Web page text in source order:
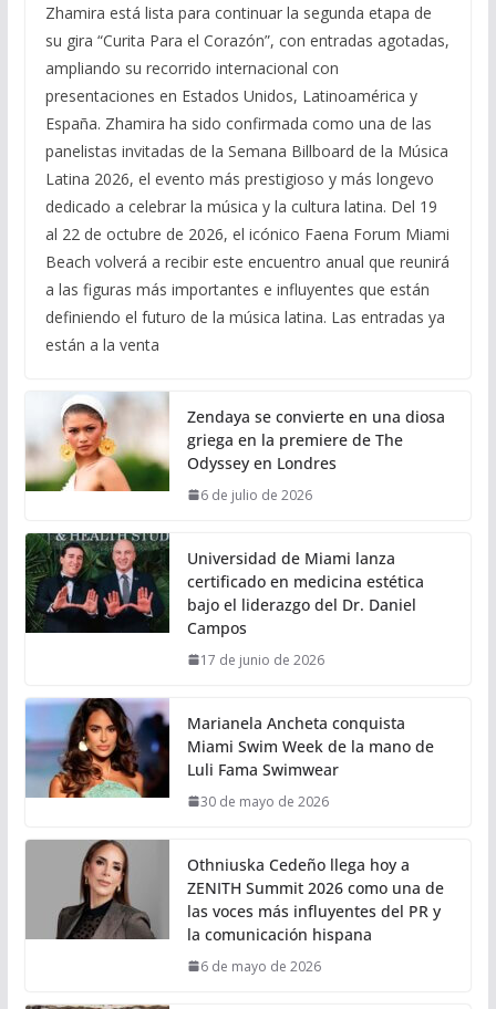
Zhamira está lista para continuar la segunda etapa de
su gira “Curita Para el Corazón”, con entradas agotadas,
ampliando su recorrido internacional con
presentaciones en Estados Unidos, Latinoamérica y
España. Zhamira ha sido confirmada como una de las
panelistas invitadas de la Semana Billboard de la Música
Latina 2026, el evento más prestigioso y más longevo
dedicado a celebrar la música y la cultura latina. Del 19
al 22 de octubre de 2026, el icónico Faena Forum Miami
Beach volverá a recibir este encuentro anual que reunirá
a las figuras más importantes e influyentes que están
definiendo el futuro de la música latina. Las entradas ya
están a la venta
Zendaya se convierte en una diosa
griega en la premiere de The
Odyssey en Londres
6 de julio de 2026
Universidad de Miami lanza
certificado en medicina estética
bajo el liderazgo del Dr. Daniel
Campos
17 de junio de 2026
Marianela Ancheta conquista
Miami Swim Week de la mano de
Luli Fama Swimwear
30 de mayo de 2026
Othniuska Cedeño llega hoy a
ZENITH Summit 2026 como una de
las voces más influyentes del PR y
la comunicación hispana
6 de mayo de 2026